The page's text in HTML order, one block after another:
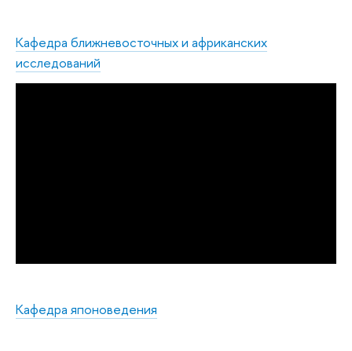
Кафедра ближневосточных и африканских
исследований
Кафедра японоведения